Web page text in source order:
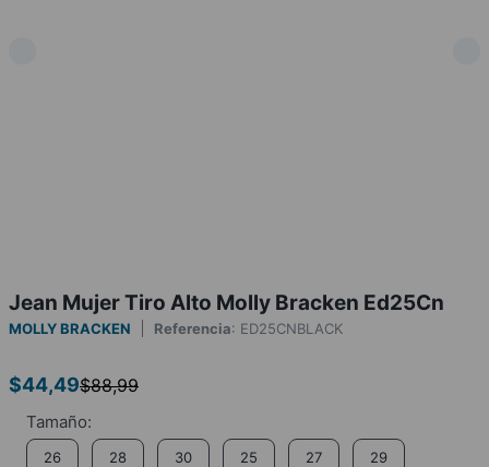
Jean Mujer Tiro Alto Molly Bracken Ed25Cn
MOLLY BRACKEN Referencia: ED25CNBLACK
$44,49$88,99
26 28 30 25 27 29